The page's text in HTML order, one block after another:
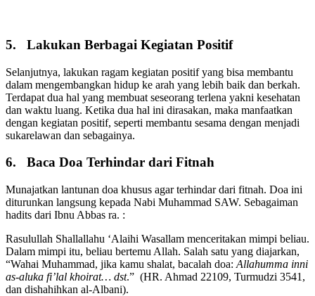
5. Lakukan Berbagai Kegiatan Positif
Selanjutnya, lakukan ragam kegiatan positif yang bisa membantu
dalam mengembangkan hidup ke arah yang lebih baik dan berkah.
Terdapat dua hal yang membuat seseorang terlena yakni kesehatan
dan waktu luang. Ketika dua hal ini dirasakan, maka manfaatkan
dengan kegiatan positif, seperti membantu sesama dengan menjadi
sukarelawan dan sebagainya.
6. Baca Doa Terhindar dari Fitnah
Munajatkan lantunan doa khusus agar terhindar dari fitnah. Doa ini
diturunkan langsung kepada Nabi Muhammad SAW. Sebagaiman
hadits dari Ibnu Abbas ra. :
Rasulullah Shallallahu ‘Alaihi Wasallam menceritakan mimpi beliau.
Dalam mimpi itu, beliau bertemu Allah. Salah satu yang diajarkan,
“Wahai Muhammad, jika kamu shalat, bacalah doa: Allahumma inni
as-aluka fi’lal khoirat… dst.” (HR. Ahmad 22109, Turmudzi 3541,
dan dishahihkan al-Albani).